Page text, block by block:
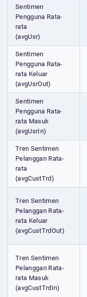
Sentimen
Pengguna Rata-
rata
(avgUsr)
Sentimen
Pengguna Rata-
rata Keluar
(avgUsrOut)
Sentimen
Pengguna Rata-
rata Masuk
(avgUsrIn)
Tren Sentimen
Pelanggan Rata-
rata
(avgCustTrd)
Tren Sentimen
Pelanggan Rata-
rata Keluar
(avgCustTrdOut)
Tren Sentimen
Pelanggan Rata-
rata Masuk
(avgCustTrdIn)